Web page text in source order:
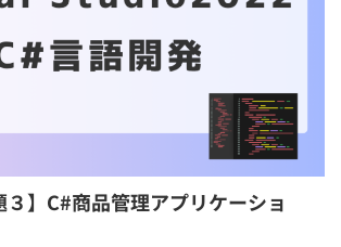
３】C#商品管理アプリケーショ